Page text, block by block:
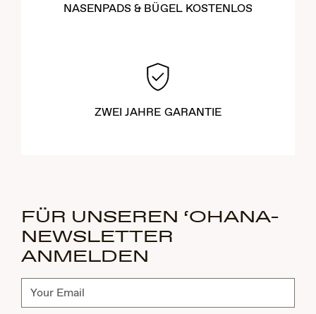
NASENPADS & BÜGEL KOSTENLOS
ZWEI JAHRE GARANTIE
FÜR UNSEREN ‘OHANA-
NEWSLETTER
ANMELDEN
Abonnieren